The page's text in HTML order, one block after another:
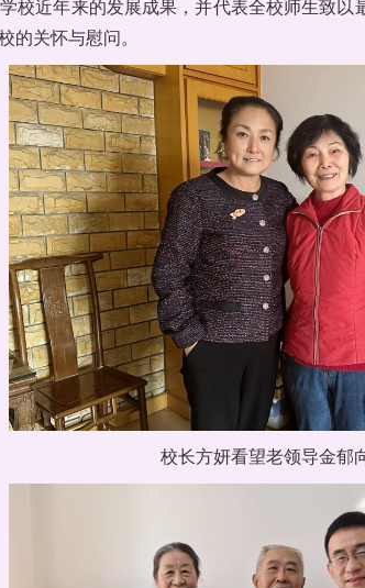
校近年来的发展成果，并代表全校师生致
的关怀与慰问。
校长方妍看望老领导金郁